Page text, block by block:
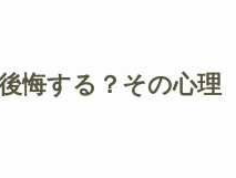
悔する？その心理